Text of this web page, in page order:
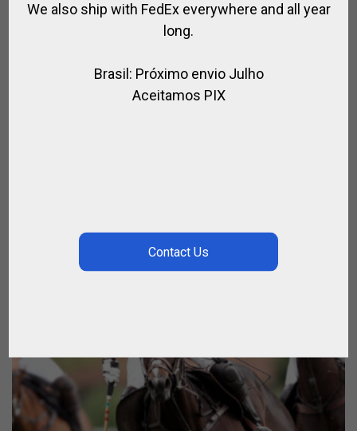
DIA DE POLO PARA POLISTAS @BUENOS
DÍAS DE POLO - SEMANAS - CLÍNICAS,TURISMO Y ENTRENAMIENTO
We also ship with FedEx everywhere and all year
long.
Brasil: Próximo envio Julho
Aceitamos PIX